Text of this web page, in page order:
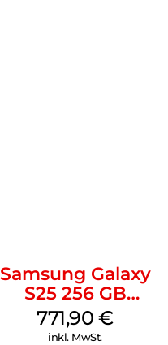
Samsung Galaxy
S25 256 GB
Icyblue
771,90€
inkl. MwSt.